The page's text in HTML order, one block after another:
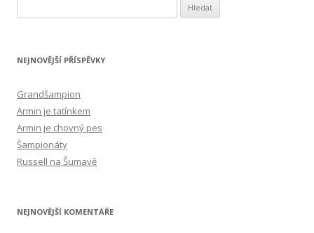
NEJNOVĚJŠÍ PŘÍSPĚVKY
Grandšampion
Armin je tatínkem
Armin je chovný pes
Šampionáty
Russell na Šumavě
NEJNOVĚJŠÍ KOMENTÁŘE